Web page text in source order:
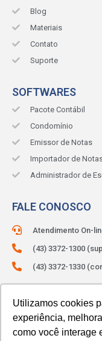
Utilizamos cookies
experiência,
como você interage
Blog
Materiais
Contato
Suporte
SOFTWARES
Pacote Contábil
Condomínio
Emissor de Notas
Importador de
Administrador de
FALE CONOSCO
Atendimento On-
(43) 3372-1300
(43) 3372-1330
ATENDIMENTO:
Das 8h às 12h e das